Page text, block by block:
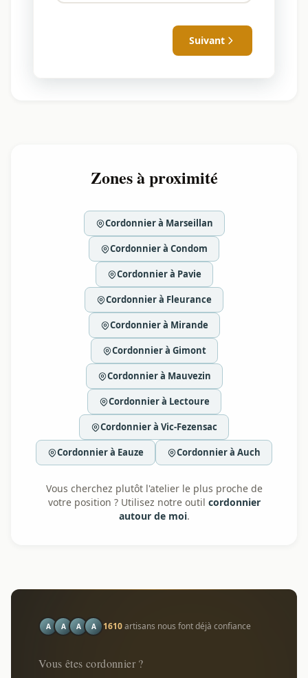
Suivant
Zones à proximité
Cordonnier à Marseillan
Cordonnier à Condom
Cordonnier à Pavie
Cordonnier à Fleurance
Cordonnier à Mirande
Cordonnier à Gimont
Cordonnier à Mauvezin
Cordonnier à Lectoure
Cordonnier à Vic-Fezensac
Cordonnier à Eauze Cordonnier à Auch
Vous cherchez plutôt l'atelier le plus proche de
votre position ? Utilisez notre outil cordonnier
autour de moi.
A A A A 1610artisans nous font déjà confiance
Vous êtes cordonnier ?